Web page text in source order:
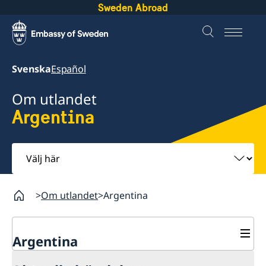
Sweden Abroad
SvenskaEspañol
Om utlandet
Argentina
Välj
här
Om utlandet Argentina
Argentina